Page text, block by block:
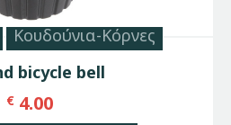
Κουδούνια-Κόρνες
bicycle bell
€ 4.00